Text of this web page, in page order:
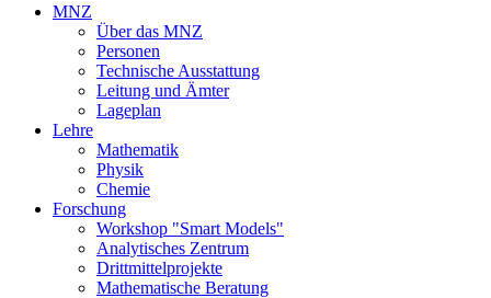
MNZ
Über das MNZ
Personen
Technische Ausstattung
Leitung und Ämter
Lageplan
Lehre
Mathematik
Physik
Chemie
Forschung
Workshop "Smart Models"
Analytisches Zentrum
Drittmittelprojekte
Mathematische Beratung